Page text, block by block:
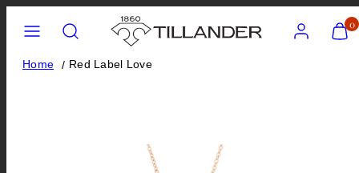
sisältöön
Näytä
0
Home Red Label Love